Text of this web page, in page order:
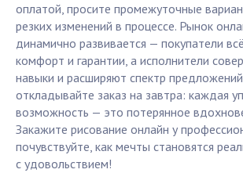
оплатой, просите промежуточные
резких изменений в процессе. Рынок
динамично развивается — покупатели
комфорт и гарантии, а исполнители
навыки и расширяют спектр
откладывайте заказ на завтра: каждая
возможность — это потерянное
Закажите рисование онлайн у
почувствуйте, как мечты становятся
с удовольствием!